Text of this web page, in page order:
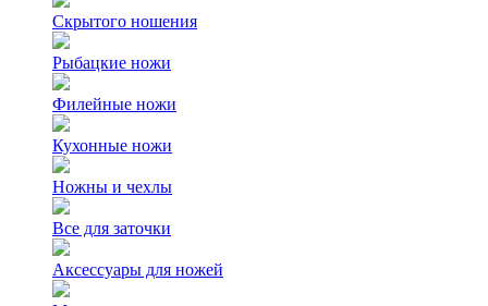
Скрытого ношения
Рыбацкие ножи
Филейные ножи
Кухонные ножи
Ножны и чехлы
Все для заточки
Аксессуары для ножей